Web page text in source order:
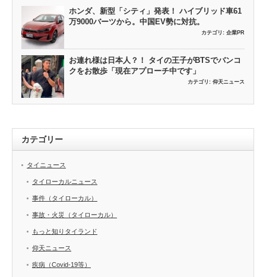
ホンダ、新型「シティ」発表！ ハイブリッド車61
万9000バーツから。中国EV勢に対抗。
カテゴリ: 企業PR
お連れ様は日本人？！ タイの王子がBTSでバンコ
クをお散歩「現在アプローチ中です」
カテゴリ: 仰天ニュース
カテゴリー
タイニュース
タイローカルニュース
事件（タイローカル）
事故・火災（タイローカル）
もっと知りタイランド
仰天ニュース
疾病（Covid-19等）